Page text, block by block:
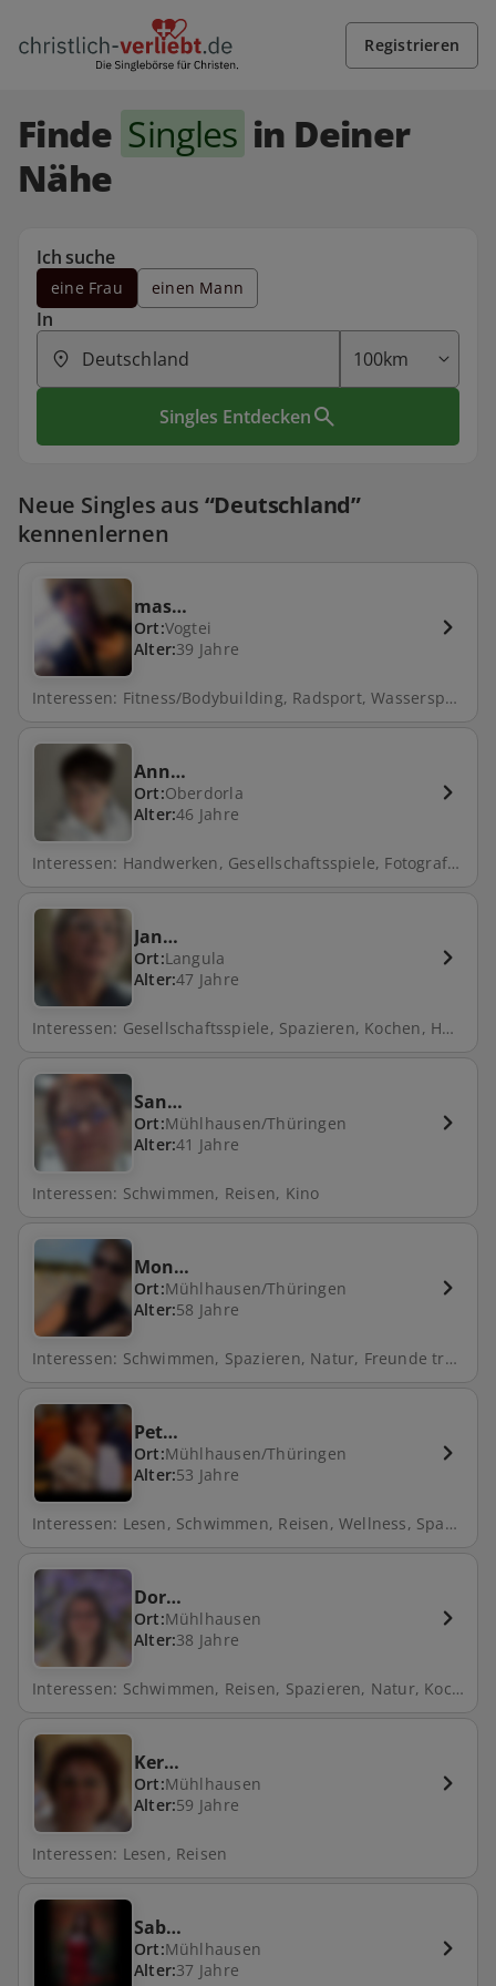
Registrieren
Finde Singles in Deiner
Nähe
Ich suche
eine Frau einen Mann
In
Singles Entdecken
Neue Singles aus “Deutschland”
kennenlernen
mas…
Ort:Vogtei
Alter:39 Jahre
Interessen: Fitness/Bodybuilding, Radsport, Wassersport, Shopping, Internet, Musikmachen, Malen/Zeichnen, Handwerken, Gesellschaftsspiele, Fotografieren, Lesen, Motorrad, Golf, Schwimmen, Reisen, Mountainbike, Radfahren, Musik, Walken, Wellness, Reiten, Fußball, Spazieren, Segeln, Laufen, Natur, Kochen, Tanzen, Camping, Zocken, Fahrrad fahren, Fitness, Tischtennis, Joggen, Angeln, Gartenarbeit, Klettern, Skifahren, Tauchen, Theater, Filme schauen, Backen
Ann…
Ort:Oberdorla
Alter:46 Jahre
Interessen: Handwerken, Gesellschaftsspiele, Fotografieren, Reisen, Radfahren, Spazieren, Natur, Freunde treffen, Fahrrad fahren
Jan…
Ort:Langula
Alter:47 Jahre
Interessen: Gesellschaftsspiele, Spazieren, Kochen, Hund
San…
Ort:Mühlhausen/Thüringen
Alter:41 Jahre
Interessen: Schwimmen, Reisen, Kino
Mon…
Ort:Mühlhausen/Thüringen
Alter:58 Jahre
Interessen: Schwimmen, Spazieren, Natur, Freunde treffen, Gartenarbeit
Pet…
Ort:Mühlhausen/Thüringen
Alter:53 Jahre
Interessen: Lesen, Schwimmen, Reisen, Wellness, Spazieren, Natur, Kochen, Hund, Fahrrad fahren, Kino, Filme schauen, Backen
Dor…
Ort:Mühlhausen
Alter:38 Jahre
Interessen: Schwimmen, Reisen, Spazieren, Natur, Kochen, Freunde treffen, Hund, Fahrrad fahren
Ker…
Ort:Mühlhausen
Alter:59 Jahre
Interessen: Lesen, Reisen
Sab…
Ort:Mühlhausen
Alter:37 Jahre